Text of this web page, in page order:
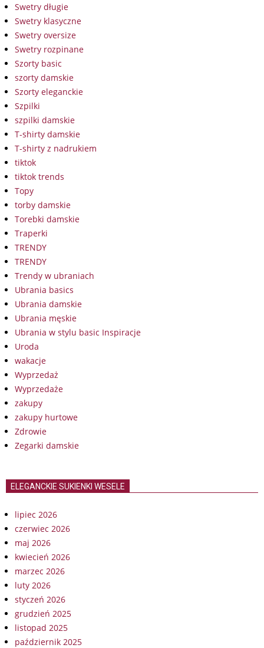
Swetry długie
Swetry klasyczne
Swetry oversize
Swetry rozpinane
Szorty basic
szorty damskie
Szorty eleganckie
Szpilki
szpilki damskie
T-shirty damskie
T-shirty z nadrukiem
tiktok
tiktok trends
Topy
torby damskie
Torebki damskie
Traperki
TRENDY
TRENDY
Trendy w ubraniach
Ubrania basics
Ubrania damskie
Ubrania męskie
Ubrania w stylu basic Inspiracje
Uroda
wakacje
Wyprzedaż
Wyprzedaże
zakupy
zakupy hurtowe
Zdrowie
Zegarki damskie
ELEGANCKIE SUKIENKI WESELE
lipiec 2026
czerwiec 2026
maj 2026
kwiecień 2026
marzec 2026
luty 2026
styczeń 2026
grudzień 2025
listopad 2025
październik 2025